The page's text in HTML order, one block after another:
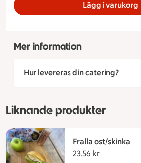
Lägg i varukorg
Mer information
Hur levereras din catering?
Liknande produkter
Fralla ost/skinka
23.56 kr